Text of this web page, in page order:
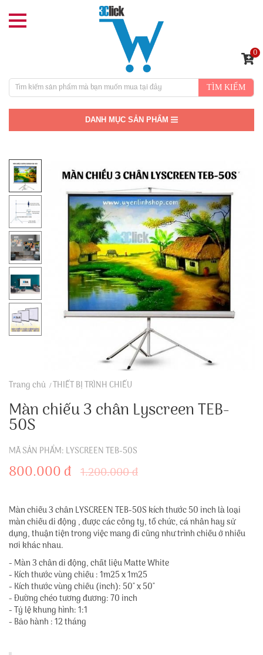
TÌM KIẾM
0
DANH MỤC SẢN PHẨM
Trang chủ THIẾT BỊ TRÌNH CHIẾU
Màn chiếu 3 chân Lyscreen TEB-
50S
MÃ SẢN PHẨM: LYSCREEN TEB-50S
800.000 đ 1.200.000 đ
Màn chiếu 3 chân LYSCREEN TEB-50S kích thước 50 inch là loại
màn chiếu di động , được các công ty, tổ chức, cá nhân hay sử
dụng, thuận tiện trong việc mang đi cũng như trình chiếu ở nhiều
nơi khác nhau.
- Màn 3 chân di động, chất liệu Matte White
- Kích thước vùng chiếu : 1m25 x 1m25
- Kích thước vùng chiếu (inch): 50" x 50"
- Đường chéo tương đương: 70 inch
- Tỷ lệ khung hình: 1:1
- Bảo hành : 12 tháng